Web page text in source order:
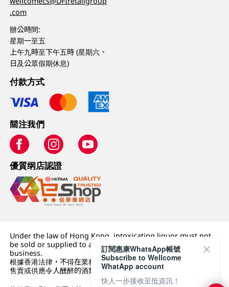
.com
辦公時間:
星期一至五
上午九時至下午五時 (星期六、
日及公眾假期休息)
付款方式
關注我們
優質纲店認證
Under the law of Hong Kong, intoxicating liquor must not
be sold or supplied to a minor (under 18) in the course of
business.
根據香港法律，不得在業務過程中，向未成年人 (18 歲以下人士)
售賣或供應令人醺醉的酒類。
訂閱惠康WhatsApp帳號
Subscribe to Wellcome
WhatApp account
快人一步接收至抵資訊！